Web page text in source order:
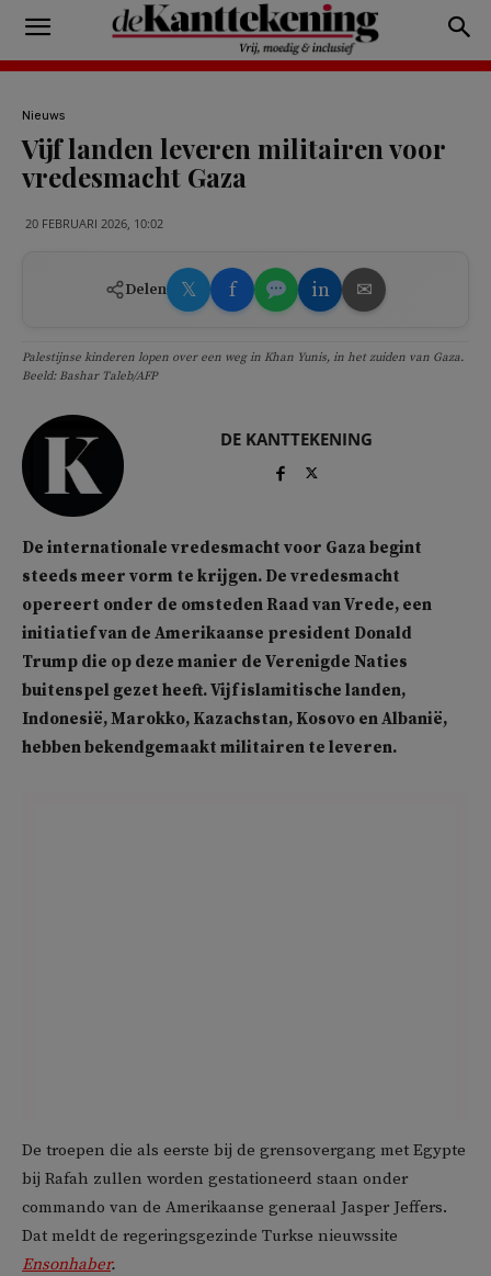
Nieuws
Vijf landen leveren militairen voor
vredesmacht Gaza
20 FEBRUARI 2026, 10:02
Delen 𝕏 f in ✉
Palestijnse kinderen lopen over een weg in Khan Yunis, in het zuiden van Gaza.
Beeld: Bashar Taleb/AFP
DE KANTTEKENING
De internationale vredesmacht voor Gaza begint
steeds meer vorm te krijgen. De vredesmacht
opereert onder de omsteden Raad van Vrede, een
initiatief van de Amerikaanse president Donald
Trump die op deze manier de Verenigde Naties
buitenspel gezet heeft. Vijf islamitische landen,
Indonesië, Marokko, Kazachstan, Kosovo en Albanië,
hebben bekendgemaakt militairen te leveren.
De troepen die als eerste bij de grensovergang met Egypte
bij Rafah zullen worden gestationeerd staan onder
commando van de Amerikaanse generaal Jasper Jeffers.
Dat meldt de regeringsgezinde Turkse nieuwssite
Ensonhaber.